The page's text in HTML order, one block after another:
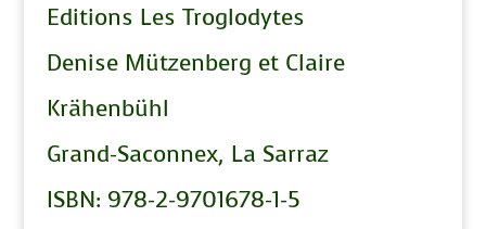
Editions Les Troglodytes
Denise Mützenberg et Claire
Krähenbühl
Grand-Saconnex, La Sarraz
ISBN: 978-2-9701678-1-5